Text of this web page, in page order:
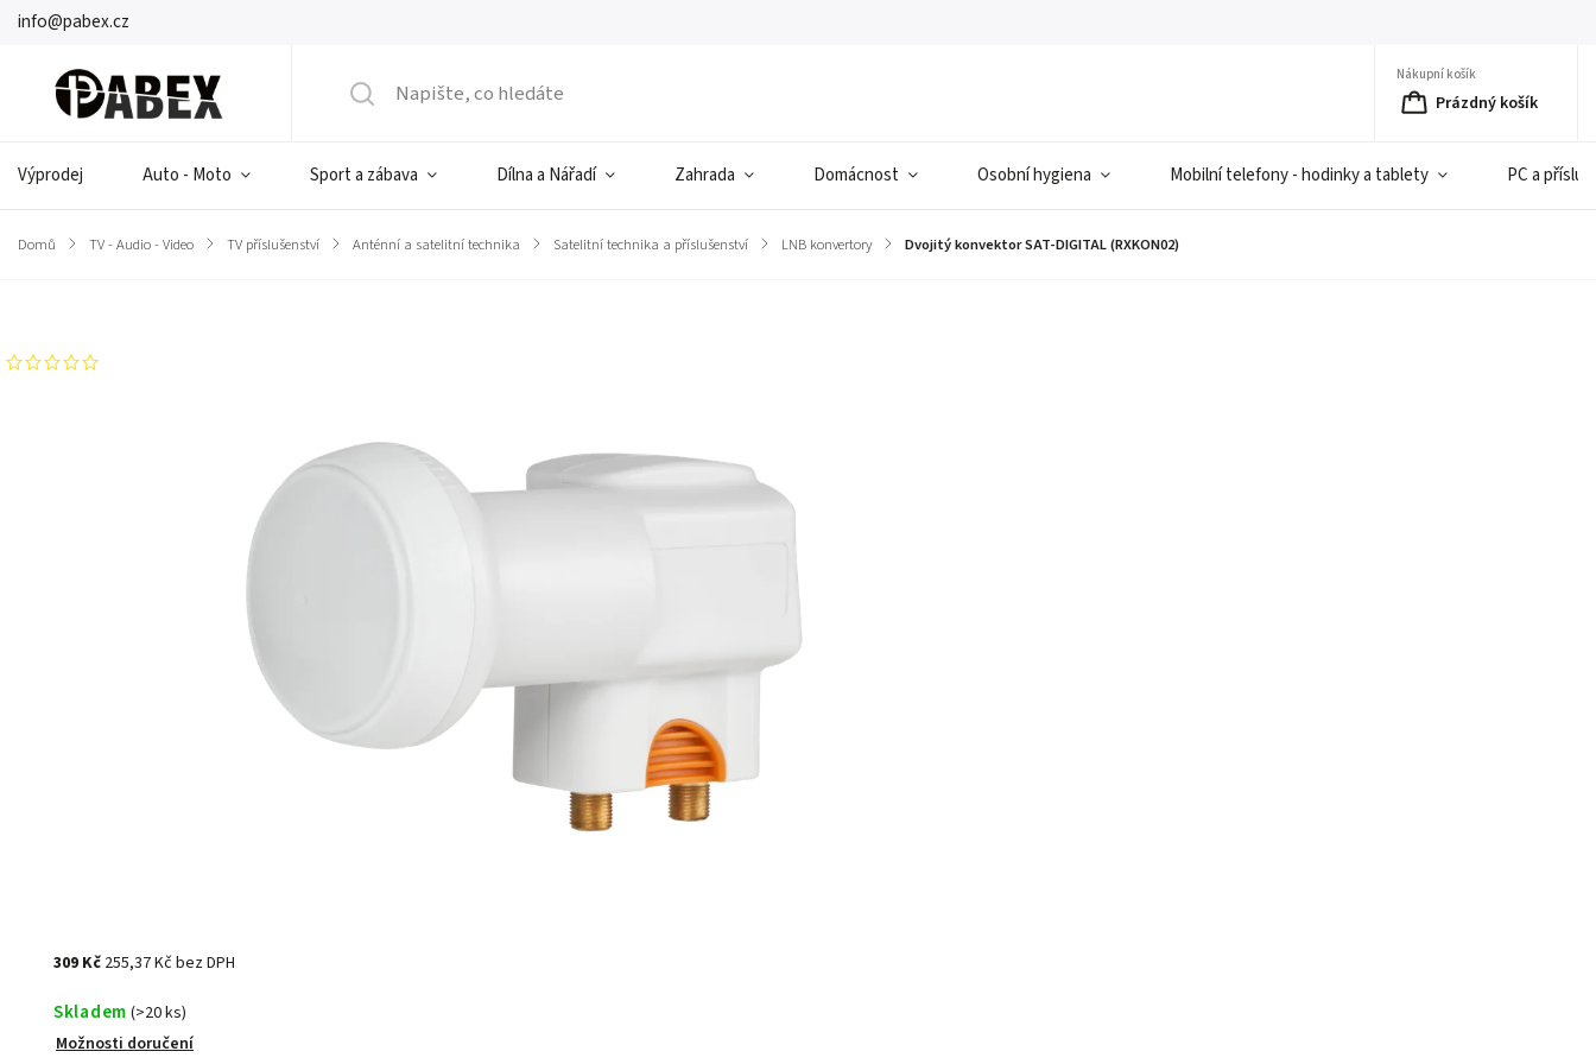
info@pabex.cz
Nákupní košík
Prázdný košík
Výprodej Auto - Moto Sport a zábava Dílna a Nářadí Zahrada Domácnost Osobní hygiena Mobilní telefony - hodinky a tablety PC a
Domů / TV - Audio - Video / TV příslušenství / Anténní a satelitní technika / Satelitní technika a příslušenství / LNB konvertory / Dvojitý konvektor SAT-DIGITAL (RXKON02)
309 Kč 255,37 Kč bez DPH
Skladem (>20 ks)
Možnosti doručení